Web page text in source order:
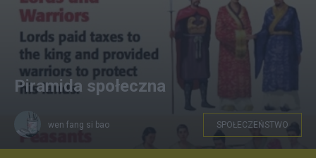
Piramida społeczna
wen fang si bao SPOŁECZEŃSTWO